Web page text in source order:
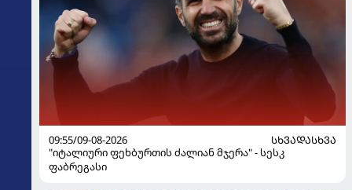
09:55/09-08-2026
ᲡᲮᲕᲐᲓᲐᲡᲮᲕᲐ
"იტალიური ფეხბურთის ძალიან მჯერა" - სესკ
ფაბრეგასი